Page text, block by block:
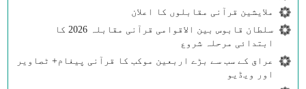
ملایشین قرآنی مقابلوں کا اعلان
سلطان قابوس بین الاقوامی قرآنی مقابلہ 2026 کا
ابتدائی مرحلہ شروع
عراق کے سب سے بڑے اربعین موکب کا قرآنی پیغام+ ٹصاویر
اور ویڈیو